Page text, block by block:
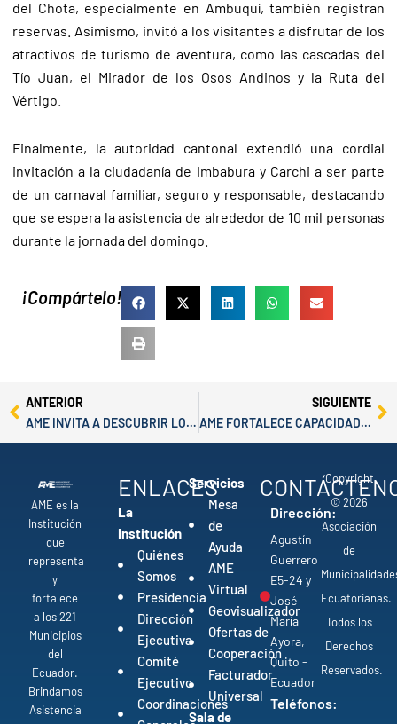
del Chota, especialmente en Ambuquí, también registran
reservas. Asimismo, invitó a los visitantes a disfrutar de los
atractivos de turismo de aventura, como las cascadas del
Tío Juan, el Mirador de los Osos Andinos y la Ruta del
Vértigo.
Finalmente, la autoridad cantonal extendió una cordial
invitación a la ciudadanía de Imbabura y Carchi a ser parte
de un carnaval familiar, seguro y responsable, destacando
que se espera la asistencia de alrededor de 10 mil personas
durante la jornada del domingo.
¡Compártelo!
Prev
ANTERIOR
AME INVITA A DESCUBRIR LOS 222 DESTINOS DEL ECUADOR
SIGUIENTE
AME FORTALECE CAPACIDADES MUNICIPALES ANTE LA ÉPOCA LLUVIOSA
AME es la
Institución
que
representa
y
fortalece
a los 221
Municipios
del
Ecuador.
Brindamos
Asistencia
ENLACES
La
Institución
Quiénes
Somos
Presidencia
Dirección
Ejecutiva
Comité
Ejecutivo
Coordinaciones
Servicios
Mesa
de
Ayuda
AME
Virtual
Geovisualizador
Ofertas de
Cooperación
Facturador
Universal
Sala de
Dirección:
Agustín
Guerrero
E5-24 y
José
María
Ayora,
Quito -
Ecuador
Teléfonos:
Copyright
© 2026
Asociación
de
Ecuatorianas.
Todos los
Derechos
Reservados.